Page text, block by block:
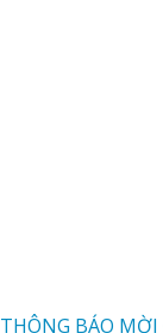
THÔNG BÁO MỜI